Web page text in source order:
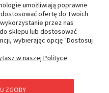
DOSTAWA
umożliwiają poprawne
ofertę do Twoich
przez nas
sklepu lub dostosować
wybierając opcję "Dostosuj
w naszej Polityce
ZGODY